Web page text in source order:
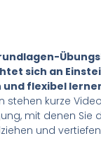
sich an
und flexibel
stehen kurze
mit denen Sie
und